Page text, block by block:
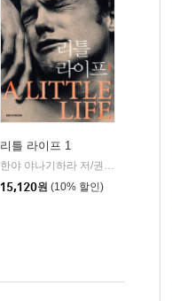
리틀 라이프 1
한야 야나기하라 저/권진아 역
15,120원 (10% 할인)